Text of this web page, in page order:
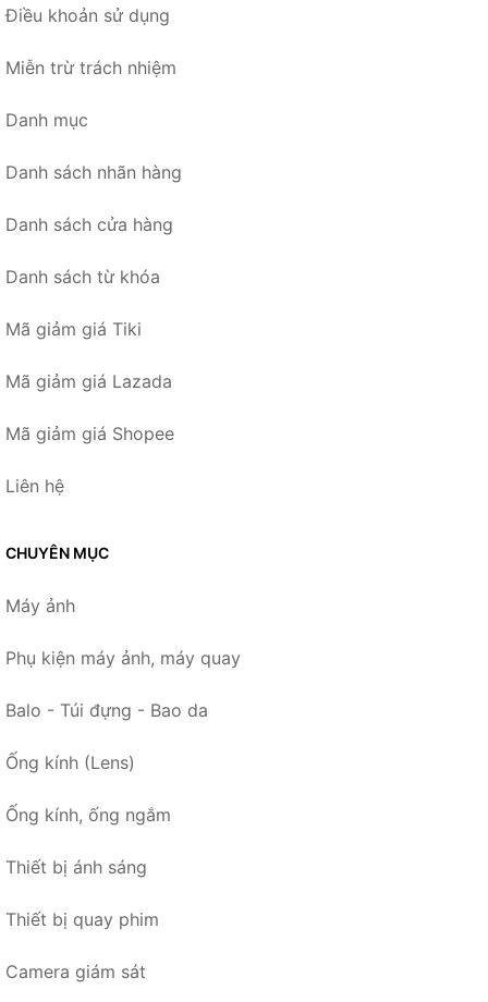
Điều khoản sử dụng
Miễn trừ trách nhiệm
Danh mục
Danh sách nhãn hàng
Danh sách cửa hàng
Danh sách từ khóa
Mã giảm giá Tiki
Mã giảm giá Lazada
Mã giảm giá Shopee
Liên hệ
CHUYÊN MỤC
Máy ảnh
Phụ kiện máy ảnh, máy quay
Balo - Túi đựng - Bao da
Ống kính (Lens)
Ống kính, ống ngắm
Thiết bị ánh sáng
Thiết bị quay phim
Camera giám sát